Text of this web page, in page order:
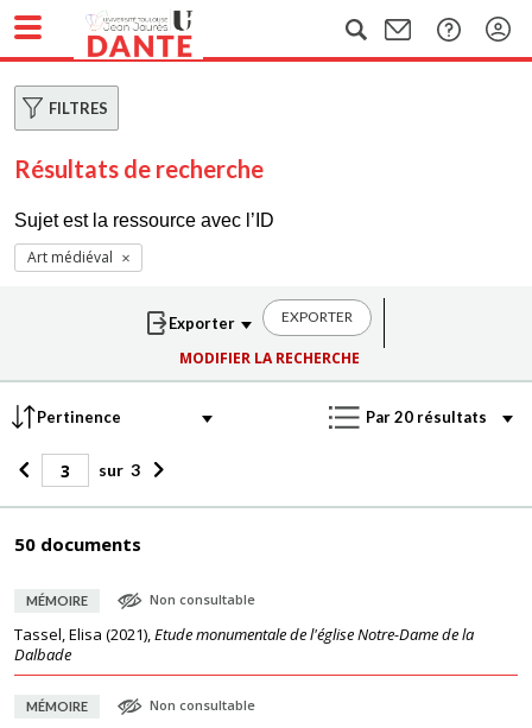
FILTRES
Résultats de recherche
Sujet est la ressource avec l’ID
Art médiéval
EXPORTER
MODIFIER LA RECHERCHE
sur 3
50 documents
MÉMOIRE Non consultable
Tassel, Elisa (2021),Etude monumentale de l'église Notre-Dame de la
Dalbade
MÉMOIRE Non consultable